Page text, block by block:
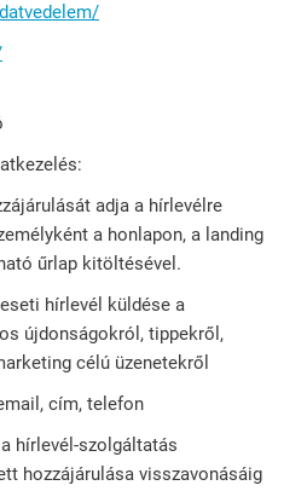
adja a hírlevélre
a honlapon, a landing
űrlap kitöltésével.
hírlevél küldése a
újdonságokról, tippekről,
célú üzenetekről
cím, telefon
hírlevél-szolgáltatás
hozzájárulása visszavonásáig